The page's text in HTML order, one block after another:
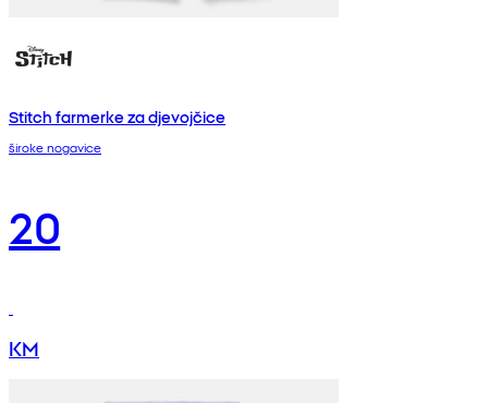
Stitch farmerke za djevojčice
široke nogavice
20
KM